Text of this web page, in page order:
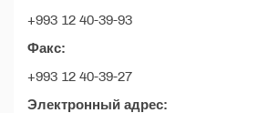
+993 12 40-39-93
Факс:
+993 12 40-39-27
Электронный адрес: